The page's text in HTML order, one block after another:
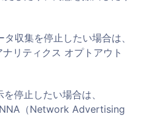
収集を停止したい場合は、
リティクス オプトアウト
停止したい場合は、
NNA（Network Advertising